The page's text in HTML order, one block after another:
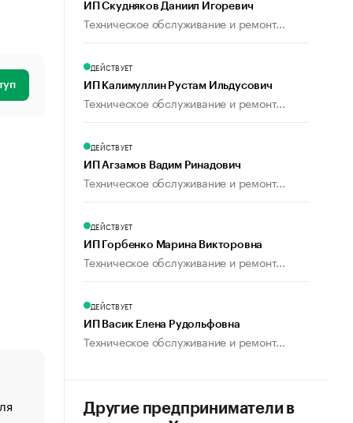
«От спорта тело стареет иначе». Как живет глава
ИП Скудняков Даниил Игоревич
Техническое обслуживание и ремонт...
ДЕЙСТВУЕТ
ИП Калимуллин Рустам Ильдусович
Техническое обслуживание и ремонт...
ДЕЙСТВУЕТ
ИП Агзамов Вадим Ринадович
Техническое обслуживание и ремонт...
ДЕЙСТВУЕТ
ИП Горбенко Марина Викторовна
Техническое обслуживание и ремонт...
ДЕЙСТВУЕТ
ИП Васик Елена Рудольфовна
Техническое обслуживание и ремонт...
Другие предприниматели в